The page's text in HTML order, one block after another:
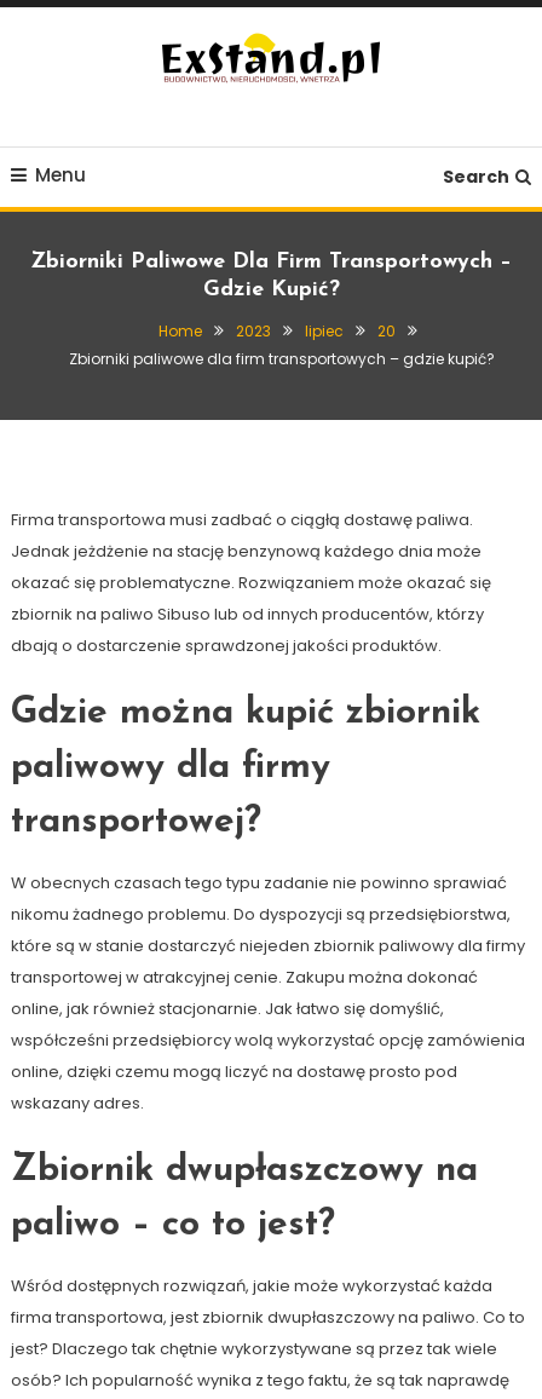
Skip
Menu Search
Zbiorniki Paliwowe Dla Firm Transportowych –
Gdzie Kupić?
Home 2023 lipiec
20
Zbiorniki paliwowe dla firm transportowych – gdzie kupić?
20 lipca, 2023
Exstand
Firma transportowa musi zadbać o ciągłą dostawę paliwa.
Jednak jeżdżenie na stację benzynową każdego dnia może
okazać się problematyczne. Rozwiązaniem może okazać się
zbiornik na paliwo Sibuso lub od innych producentów, którzy
dbają o dostarczenie sprawdzonej jakości produktów.
Gdzie można kupić zbiornik
paliwowy dla firmy
transportowej?
W obecnych czasach tego typu zadanie nie powinno sprawiać
nikomu żadnego problemu. Do dyspozycji są przedsiębiorstwa,
które są w stanie dostarczyć niejeden zbiornik paliwowy dla firmy
transportowej w atrakcyjnej cenie. Zakupu można dokonać
online, jak również stacjonarnie. Jak łatwo się domyślić,
współcześni przedsiębiorcy wolą wykorzystać opcję zamówienia
online, dzięki czemu mogą liczyć na dostawę prosto pod
wskazany adres.
Zbiornik dwupłaszczowy na
paliwo – co to jest?
Wśród dostępnych rozwiązań, jakie może wykorzystać każda
firma transportowa, jest zbiornik dwupłaszczowy na paliwo. Co to
jest? Dlaczego tak chętnie wykorzystywane są przez tak wiele
osób? Ich popularność wynika z tego faktu, że są tak naprawdę